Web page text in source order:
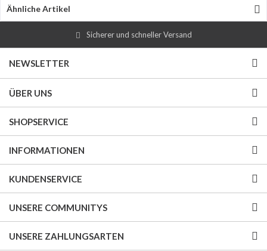
Ähnliche Artikel
Sicherer und schneller Versand
NEWSLETTER
ÜBER UNS
SHOPSERVICE
INFORMATIONEN
KUNDENSERVICE
UNSERE COMMUNITYS
UNSERE ZAHLUNGSARTEN